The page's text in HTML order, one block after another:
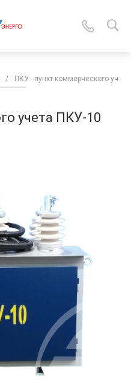
/ ПКУ - пункт коммерческого учета
учета ПКУ-10